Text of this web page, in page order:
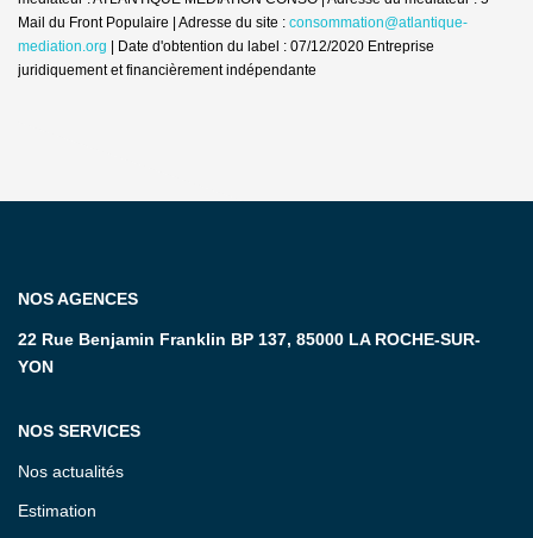
Mail du Front Populaire | Adresse du site : consommation@atlantique-
mediation.org | Date d'obtention du label : 07/12/2020 Entreprise
juridiquement et financièrement indépendante
NOS AGENCES
22 Rue Benjamin Franklin BP 137, 85000 LA ROCHE-SUR-
YON
NOS SERVICES
Nos actualités
Estimation